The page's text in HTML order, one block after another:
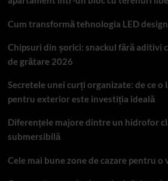
Cum transformă tehnologia LED
Chipsuri din șorici: snackul fără aditivi
de grătare 2026
Secretele unei curți organizate: de ce o
pentru exterior este investiția ideală
Diferențele majore dintre un hidrofor
submersibilă
Cele mai bune zone de cazare pentru o